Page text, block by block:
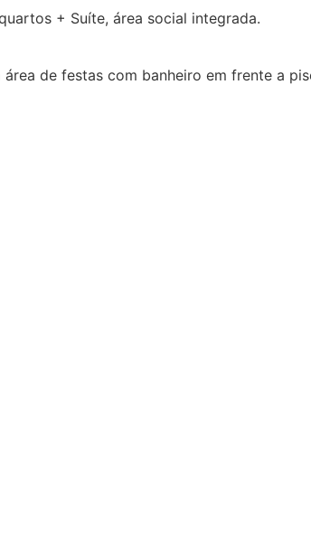
+ Suíte, área social integrada.
de festas com banheiro em frente a